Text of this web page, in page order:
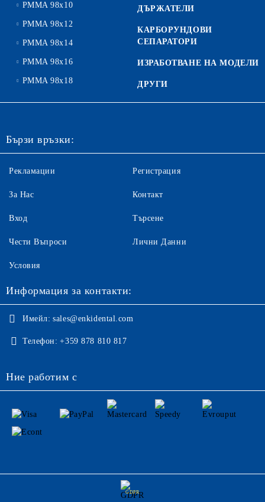
PMMA 98x10
PMMA 98x12
PMMA 98x14
PMMA 98x16
PMMA 98x18
ДЪРЖАТЕЛИ
КАРБОРУНДОВИ
СЕПАРАТОРИ
ИЗРАБОТВАНЕ НА МОДЕЛИ
ДРУГИ
Бързи връзки:
Рекламации
За Нас
Вход
Чести Въпроси
Регистрация
Контакт
Търсене
Лични Данни
Условия
Информация за контакти:
Имейл: sales@enkidental.com
Телефон: +359 878 810 817
Ние работим с
GDPR